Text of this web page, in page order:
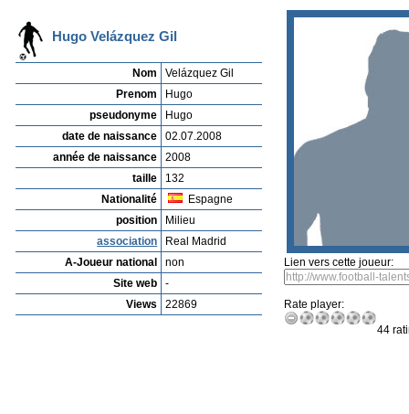
Hugo Velázquez Gil
Nom
Velázquez Gil
Prenom
Hugo
pseudonyme
Hugo
date de naissance
02.07.2008
année de naissance
2008
taille
132
Nationalité
Espagne
position
Milieu
association
Real Madrid
A-Joueur national
non
Site web
-
Views
22869
Lien vers cette joueur:
Rate player:
44